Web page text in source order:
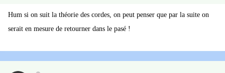
Hum si on suit la théorie des cordes, on peut penser que par la suite on
serait en mesure de retourner dans le pasé !